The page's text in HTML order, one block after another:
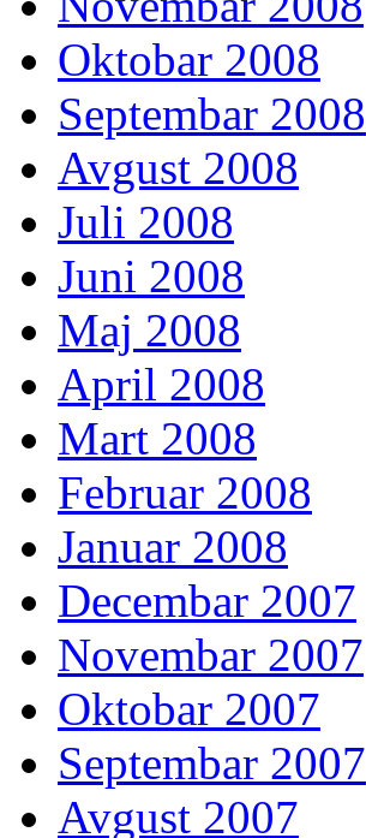
Oktobar 2008
Septembar 2008
Avgust 2008
Juli 2008
Juni 2008
Maj 2008
April 2008
Mart 2008
Februar 2008
Januar 2008
Decembar 2007
Novembar 2007
Oktobar 2007
Septembar 2007
Avgust 2007